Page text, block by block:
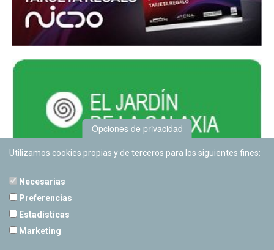
Opciones de privacidad
Utilizamos cookies propias y de terceros para los siguientes fines:
Necesarias
Preferencias
Estadísticas
Marketing